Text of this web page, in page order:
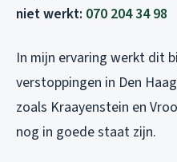
niet werkt: 070 204 34 98
In mijn ervaring werkt dit
verstoppingen in Den
zoals Kraayenstein en
nog in goede staat zijn.